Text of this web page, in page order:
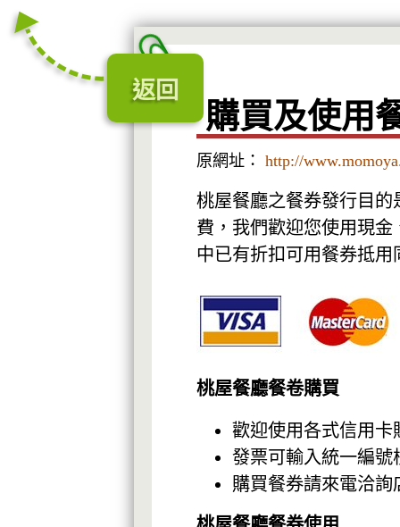
購買及使用
原網址： http://
桃屋餐廳之餐券發行目
費，我們歡迎您使用現
中已有折扣可用餐券抵用
桃屋餐廳餐卷購買
歡迎使用各式信用卡
發票可輸入統一編號
購買餐券請來電洽詢
返回